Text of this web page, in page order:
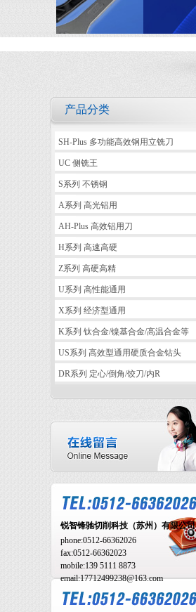
产品分类
SH-Plus 多功能高效钢用立铣刀
UC 侧铣王
S系列 不锈钢
A系列 高光铝用
AH-Plus 高效铝用刀
H系列 高速高硬
Z系列 高硬高精
U系列 高性能通用
X系列 经济型通用
K系列 钛合金/镍基合金/高温合金等
US系列 高效型通用硬质合金钻头
DR系列 定心/倒角/饺刀/内R
锐智锋驰切削科技（苏州）有限公司
phone:0512-66362026
fax:0512-66362023
mobile:139 5111 8873
email:17712499238@163.com